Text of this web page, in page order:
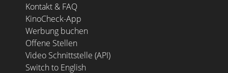
Kontakt & FAQ
KinoCheck-App
Werbung buchen
Offene Stellen
Video Schnittstelle (API)
Switch to English